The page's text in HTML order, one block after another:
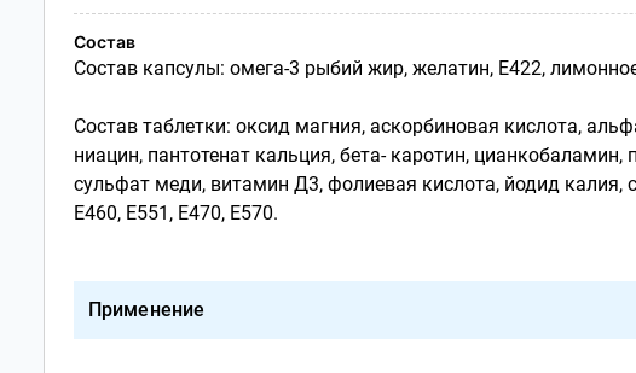
Состав
Cостав капсулы: омега-3 рыбий жир, желатин, Е422,
Состав таблетки: оксид магния, аскорбиновая кислота,
ниацин, пантотенат кальция, бета- каротин,
сульфат меди, витамин Д3, фолиевая кислота, йодид
Е460, Е551, Е470, Е570.
Применение